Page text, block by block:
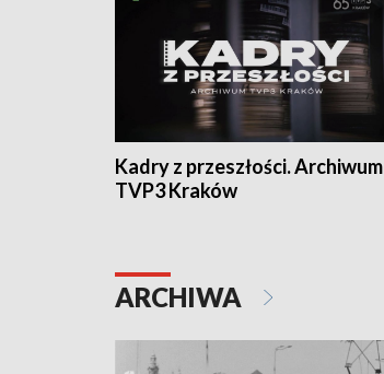
Kadry z przeszłości. Archiwum
TVP3 Kraków
ARCHIWA